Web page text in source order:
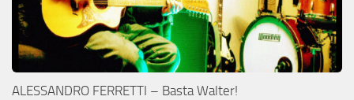
ALESSANDRO FERRETTI – Basta Walter!